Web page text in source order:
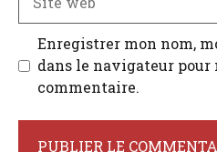
web
Enregistrer mon nom,
dans le navigateur pour
commentaire.